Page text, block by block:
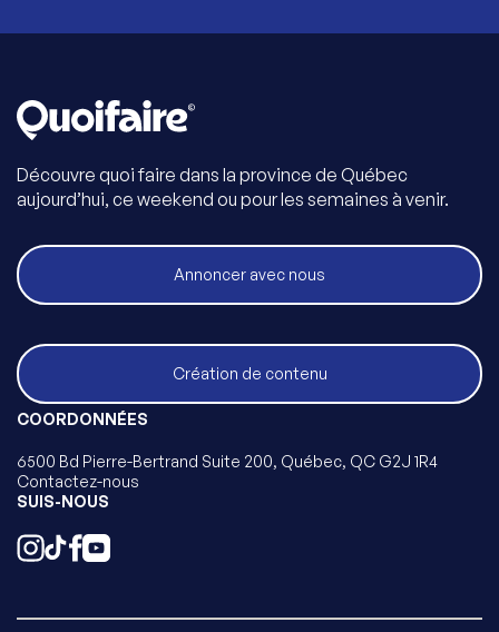
Découvre quoi faire dans la province de Québec
aujourd’hui, ce weekend ou pour les semaines à venir.
Annoncer avec nous
Création de contenu
COORDONNÉES
6500 Bd Pierre-Bertrand Suite 200, Québec, QC G2J 1R4
Contactez-nous
SUIS-NOUS